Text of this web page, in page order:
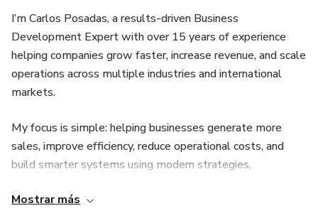
Esto no es solo un chatbot — es un sistema profesional
de diagnóstico marino diseñado para ayudar a reparar
embarcaciones más rápido, reducir errores, mejorar la
eficiencia del taller y aumentar la rentabilidad.
I’m Carlos Posadas, a results-driven Business
Development Expert with over 15 years of experience
helping companies grow faster, increase revenue, and scale
operations across multiple industries and international
markets.
My focus is simple: helping businesses generate more
sales, improve efficiency, reduce operational costs, and
build smarter systems using modern strategies,
development frameworks.
Mostrar más